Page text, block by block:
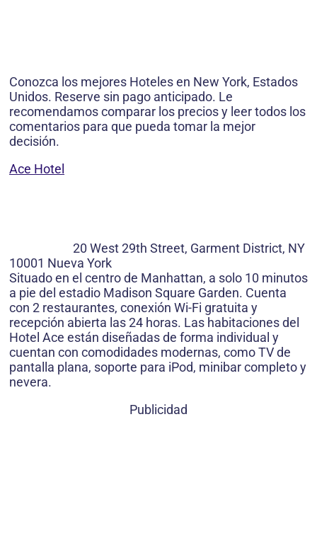
Conozca los mejores Hoteles en New York, Estados
Unidos. Reserve sin pago anticipado. Le
recomendamos comparar los precios y leer todos los
comentarios para que pueda tomar la mejor
decisión.
Ace Hotel
20 West 29th Street, Garment District, NY
10001 Nueva York
Situado en el centro de Manhattan, a solo 10 minutos
a pie del estadio Madison Square Garden. Cuenta
con 2 restaurantes, conexión Wi-Fi gratuita y
recepción abierta las 24 horas. Las habitaciones del
Hotel Ace están diseñadas de forma individual y
cuentan con comodidades modernas, como TV de
pantalla plana, soporte para iPod, minibar completo y
nevera.
Publicidad